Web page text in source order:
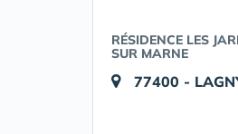
RÉSIDENCE LES
SUR MARNE
77400 -